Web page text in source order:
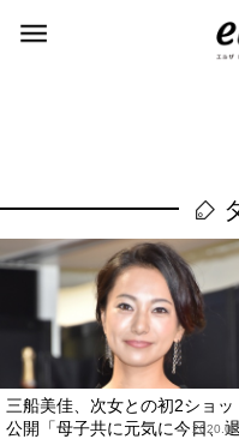
三船美佳、次女との初2ショッ
公開「母子共に元気に今日、